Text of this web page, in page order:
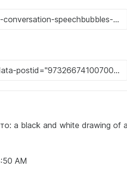
a black and white drawing of
AM